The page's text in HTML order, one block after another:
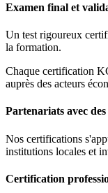
Examen final et
Un test rigoureux
la formation.
Chaque certification
auprès des acteurs
Partenariats avec
Nos certifications
institutions locales et
Certification